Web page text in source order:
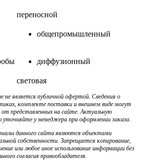
переносной
общепромышленный
диффузионный
световая
не является публичной офертой. Сведения о
комплекте поставки и внешнем виде могут
представленных на сайте. Актуальную
у менеджера при оформлении заказа.
данного сайта являются объектами
собственности. Запрещается копирование,
или любое иное использование информации без
согласия правообладателя.